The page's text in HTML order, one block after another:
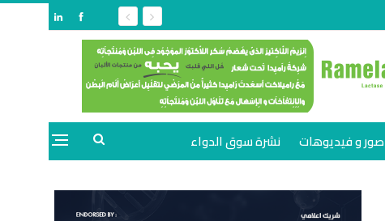
صور و فيديوهات نشرة سوق الدواء